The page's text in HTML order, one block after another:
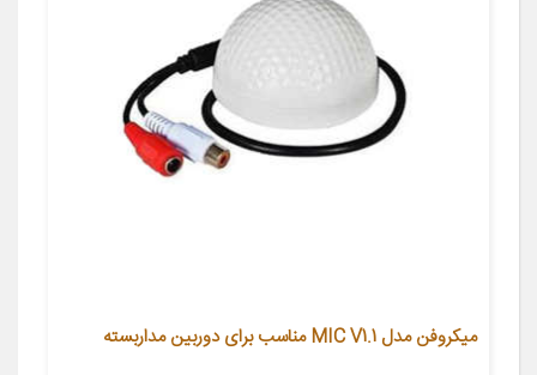
میکروفن مدل MIC V1.1 مناسب برای دوربین مداربسته